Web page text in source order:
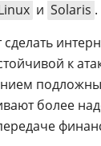
и Solaris .
к
более